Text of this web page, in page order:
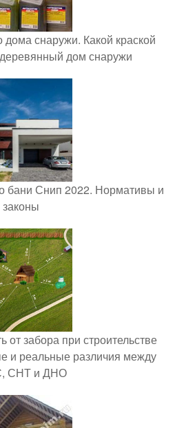
дома снаружи. Какой краской
дом снаружи
бани Снип 2022. Нормативы и
законы
от забора при строительстве
и реальные различия между
СНТ и ДНО